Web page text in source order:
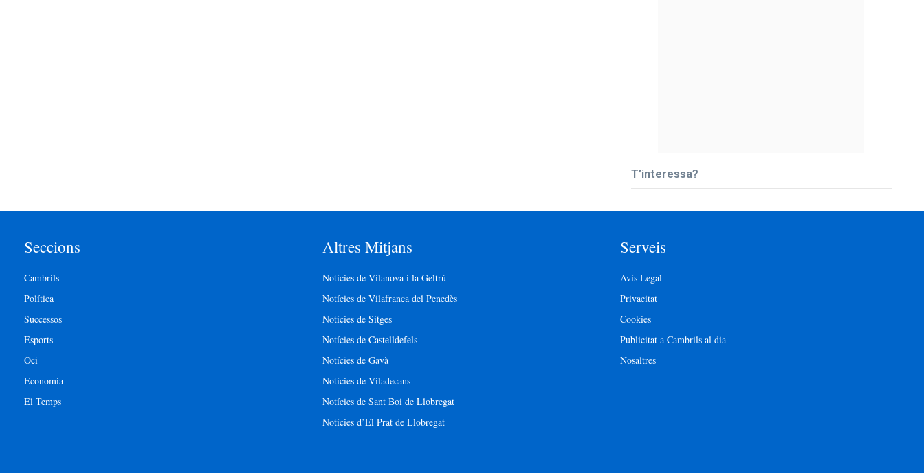
T’interessa?
Seccions
Cambrils
Política
Successos
Esports
Oci
Economia
El Temps
Altres Mitjans
Notícies de Vilanova i la Geltrú
Notícies de Vilafranca del Penedès
Notícies de Sitges
Notícies de Castelldefels
Notícies de Gavà
Notícies de Viladecans
Notícies de Sant Boi de Llobregat
Notícies d’El Prat de Llobregat
Serveis
Avís Legal
Privacitat
Cookies
Publicitat a Cambrils al dia
Nosaltres